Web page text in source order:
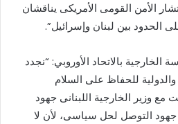
الأمن القومى الأمريكى يناقشان
الحدود بين لبنان وإسرائيل”.
بالاتحاد الأوروبي: “نجدد
والدولية للحفاظ على السلام
مع وزير الخارجية اللبنانى جهود
جهود التوصل لحل سياسى، لأن لا